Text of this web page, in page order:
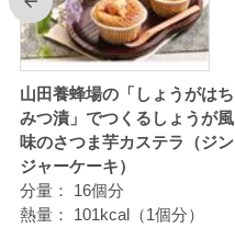
前
山田養蜂場の「しょうがはち
みつ漬」でつくるしょうが風
味のさつま芋カステラ（ジン
ジャーケーキ）
分量：
16個分
熱量：
101kcal（1個分）